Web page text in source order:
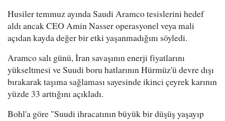
Husiler temmuz ayında Saudi Aramco tesislerini hedef
aldı ancak CEO Amin Nasser operasyonel veya mali
açıdan kayda değer bir etki yaşanmadığını söyledi.
Aramco salı günü, İran savaşının enerji fiyatlarını
yükseltmesi ve Suudi boru hatlarının Hürmüz'ü devre dışı
bırakarak taşıma sağlaması sayesinde ikinci çeyrek karının
yüzde 33 arttığını açıkladı.
Bohl'a göre "Suudi ihracatının büyük bir düşüş yaşayıp